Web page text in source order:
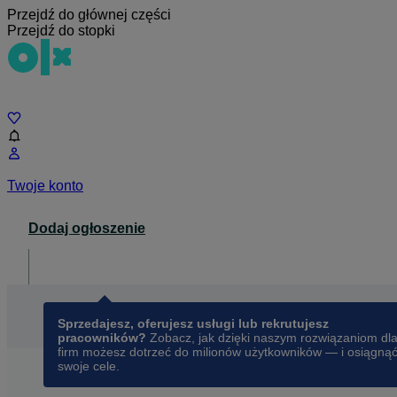
Przejdź do głównej części
Przejdź do stopki
Twoje konto
Dodaj ogłoszenie
Sprzedajesz, oferujesz usługi lub rekrutujesz
pracowników? Zobacz, jak dzięki naszym rozwiązaniom dla
firm możesz dotrzeć do milionów użytkowników — i osiągnąć
swoje cele.